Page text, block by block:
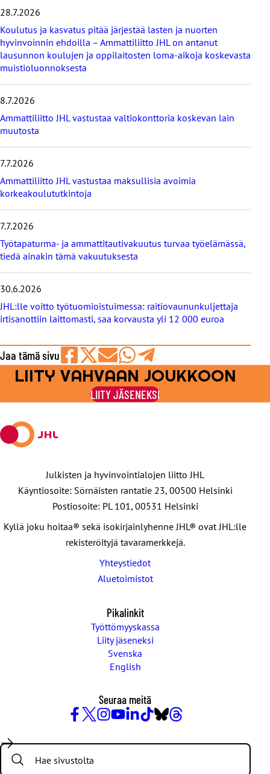
m
e
i
s
i
ä
t
u
t
i
e
t
28.7.2026
Koulutus ja kasvatus pitää järjestää lasten ja nuorten
hyvinvoinnin ehdoilla – Ammattiliitto JHL on antanut
lausunnon koulujen ja oppilaitosten loma-aikoja koskevasta
muistioluonnoksesta
8.7.2026
Ammattiliitto JHL vastustaa valtiokonttoria koskevan lain
muutosta
7.7.2026
Ammattiliitto JHL vastustaa maksullisia avoimia
korkeakoulututkintoja
7.7.2026
Työtapaturma- ja ammattitautivakuutus turvaa työelämässä,
tiedä ainakin tämä vakuutuksesta
30.6.2026
JHL:lle voitto työtuomioistuimessa: raitiovaununkuljettaja
irtisanottiin laittomasti, saa korvausta yli 12 000 euroa
Jaa tämä sivu
Jaa
Facebookissa
Jaa
viestipalvelu
X:ssä
Jaa
sähköpostilla
Jaa
WhatsAppilla
Jaa
Telegramilla
LIITY VAHVAAN JOUKKOON
LIITY JÄSENEKSI
Julkisten ja hyvinvointialojen liitto JHL
Käyntiosoite: Sörnäisten rantatie 23, 00500 Helsinki
Postiosoite: PL 101, 00531 Helsinki
Kyllä joku hoitaa® sekä isokirjainlyhenne JHL® ovat JHL:lle
rekisteröityjä tavaramerkkejä.
Yhteystiedot
Aluetoimistot
Pikalinkit
Työttömyyskassa
Liity jäseneksi
Svenska
English
Seuraa meitä
/
Twitter
Search: